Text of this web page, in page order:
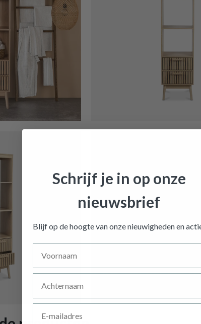
Bibliotheek CALUNA Naturel B40
Prijs per stuk,
Schrijf je in op onze
nieuwsbrief
Blijf op de hoogte van onze nieuwigheden en